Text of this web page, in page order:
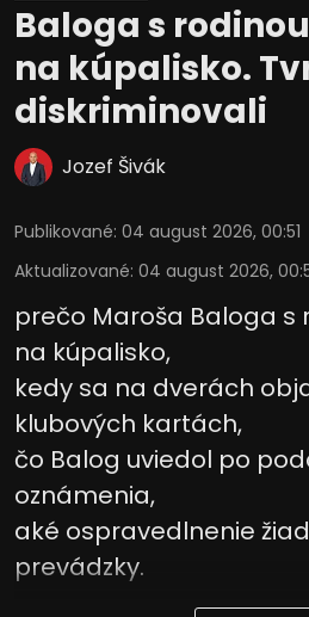
Baloga s
na kúpalisko.
diskriminovali
Jozef Šivák
Publikované: 04 august 2026, 00:51
Aktualizované: 04 august 2026,
prečo Maroša Baloga s
na kúpalisko,
kedy sa na dverách
klubových kartách,
čo Balog uviedol po
oznámenia,
aké ospravedlnenie
prevádzky.